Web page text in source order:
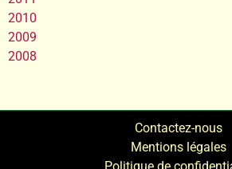
2010
2009
2008
Contactez-nous
Mentions légales